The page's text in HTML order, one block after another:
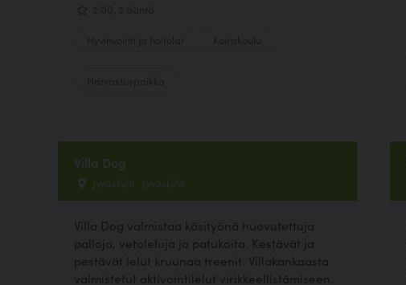
Villa Dog
Jyväskylä , Jyväskylä
Villa Dog valmistaa käsityönä huovutettuja
palloja, vetoleluja ja patukoita. Kestävät ja
pestävät lelut kruunaa treenit. Villakankaasta
valmistetut aktivointilelut virikkeellistämiseen.